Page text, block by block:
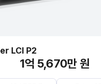
LCI P2
1억 5,670만 원